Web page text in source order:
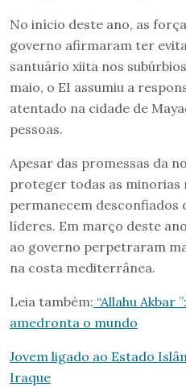
No início deste ano, as
governo afirmaram ter
santuário xiita nos
maio, o EI assumiu a
atentado na cidade de
pessoas.
Apesar das promessas da
proteger todas as minorias
permanecem desconfiados
líderes. Em março deste
ao governo perpetraram
na costa mediterrânea.
Leia também: “Allahu Akbar
amedronta o mundo
Jovem ligado ao Estado
Iraque